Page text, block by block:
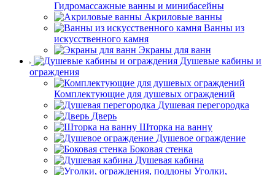
Гидромассажные ванны и минибасейны
Акриловые ванны
Ванны из
искусственного камня
Экраны для ванн
Душевые кабины и
ограждения
Комплектующие для душевых ограждений
Душевая перегородка
Дверь
Шторка на ванну
Душевое ограждение
Боковая стенка
Душевая кабина
Уголки,